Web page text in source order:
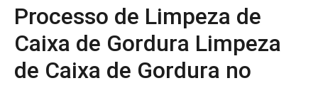
Processo de Limpeza de
Caixa de Gordura Limpeza
de Caixa de Gordura no